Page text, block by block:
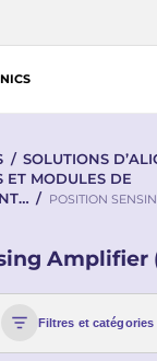
/ SOLUTIONS
ET MODULES DE
/ POSITION
Amplifier
Filtres et catégories